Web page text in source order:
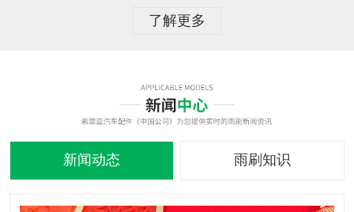
了解更多
新闻动态 雨刷知识